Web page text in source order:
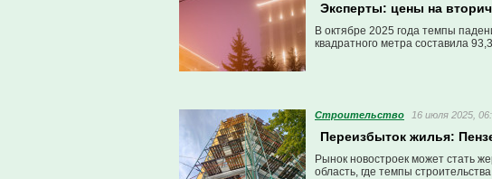
Эксперты: цены на
В октябре 2025 года темпы
квадратного метра составила
Строительство 16 июля 2025,
Переизбыток жилья:
Рынок новостроек может стать
область, где темпы